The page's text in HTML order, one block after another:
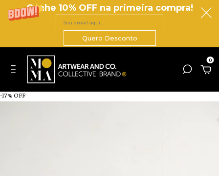
Ganhe 10% OFF na primeira compra!
Quero Desconto
0
-17% OFF